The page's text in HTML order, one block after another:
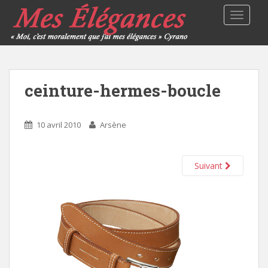
ceinture-hermes-boucle
10 avril 2010 Arsène
Suivant